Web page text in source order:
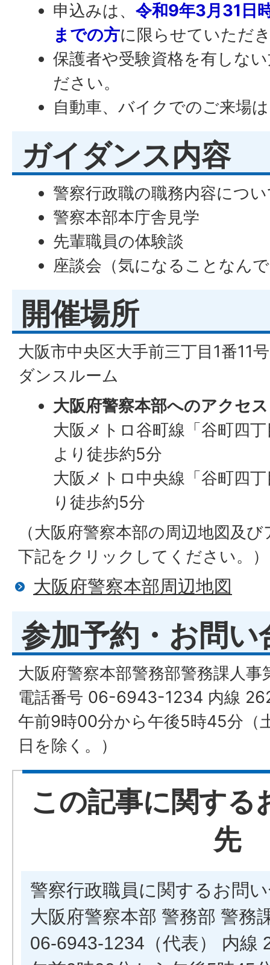
申込みは、令和9年3月31日
までの方に限らせていただ
保護者や受験資格を有しな
ださい。
自動車、バイクでのご来場
ガイダンス内容
警察行政職の職務内容につ
警察本部本庁舎見学
先輩職員の体験談
座談会（気になることなん
開催場所
大阪市中央区大手前三丁目1番11
ダンスルーム
大阪府警察本部へのアクセス
大阪メトロ谷町線「谷町四
より徒歩約5分
大阪メトロ中央線「谷町四
り徒歩約5分
（大阪府警察本部の周辺地図及
下記をクリックしてください。）
大阪府警察本部周辺地図
参加予約・お問い
大阪府警察本部警務部警務課人事
電話番号 06-6943-1234 内線
午前9時00分から午後5時45分（
日を除く。）
この記事に関する
先
警察行政職員に関するお問
大阪府警察本部 警務部 警務
06-6943-1234（代表） 内線